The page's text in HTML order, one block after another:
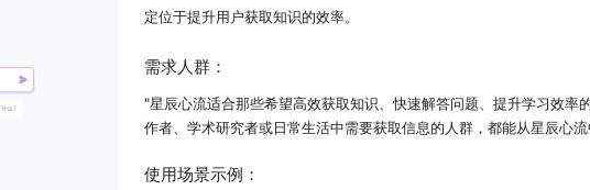
定位于提升用户获取知识的效率。
需求人群：
"星辰心流适合那些希望高效获取知识、快速解答问题、提升学习效率
作者、学术研究者或日常生活中需要获取信息的人群，都能从星辰心
使用场景示例：